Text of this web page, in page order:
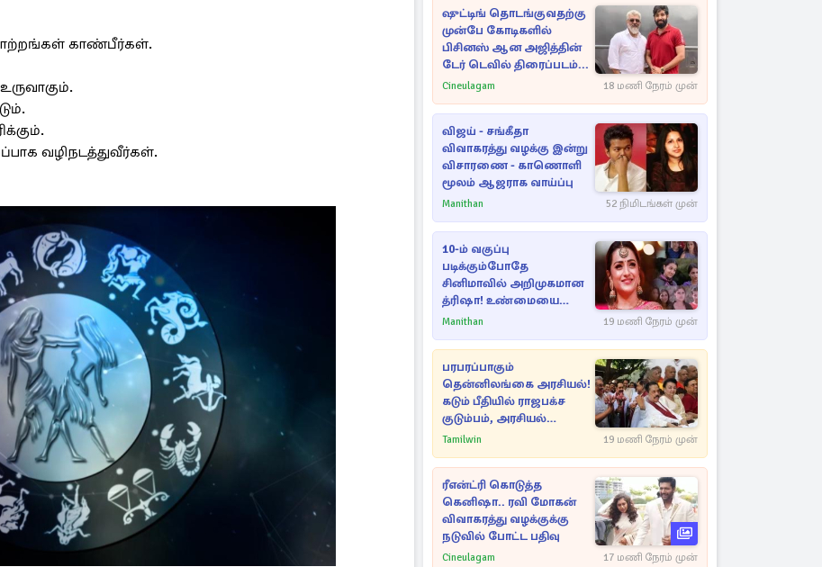
காண்பீர்கள்.
வழிநடத்துவீர்கள்.
ஷுட்டிங் தொடங்குவதற்கு
முன்பே கோடிகளில்
பிசினஸ் ஆன அஜித்தின்
டேர் டெவில் திரைப்படம்...
Cineulagam 18 மணி நேரம் முன்
விஜய் - சங்கீதா
விவாகரத்து வழக்கு இன்று
விசாரணை - காணொளி
மூலம் ஆஜராக வாய்ப்பு
Manithan 52 நிமிடங்கள் முன்
10-ம் வகுப்பு
படிக்கும்போதே
சினிமாவில் அறிமுகமான
த்ரிஷா! உண்மையை
பகிர்ந்த இயக்குநர் பிரவீன்
Manithan 19 மணி நேரம் முன்
பரபரப்பாகும்
தென்னிலங்கை அரசியல்!
கடும் பீதியில் ராஜபக்ச
குடும்பம், அரசியல்
நட்புகள்
Tamilwin 19 மணி நேரம் முன்
ரீஎன்ட்ரி கொடுத்த
கெனிஷா.. ரவி மோகன்
விவாகரத்து வழக்குக்கு
நடுவில் போட்ட பதிவு
Cineulagam 17 மணி நேரம் முன்